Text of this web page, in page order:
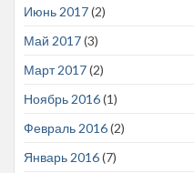
Июнь 2017(2)
Май 2017(3)
Март 2017(2)
Ноябрь 2016(1)
Февраль 2016(2)
Январь 2016(7)